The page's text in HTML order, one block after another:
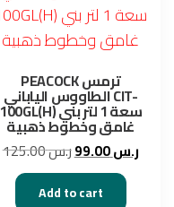
PEACOCK ترمس
الطاووس الياباني CIT-
100GL(H) سعة 1 لتر بني
غامق وخطوط ذهبية
ر.س125.00
Original
price
was:
ر.س99.00
Add to cart